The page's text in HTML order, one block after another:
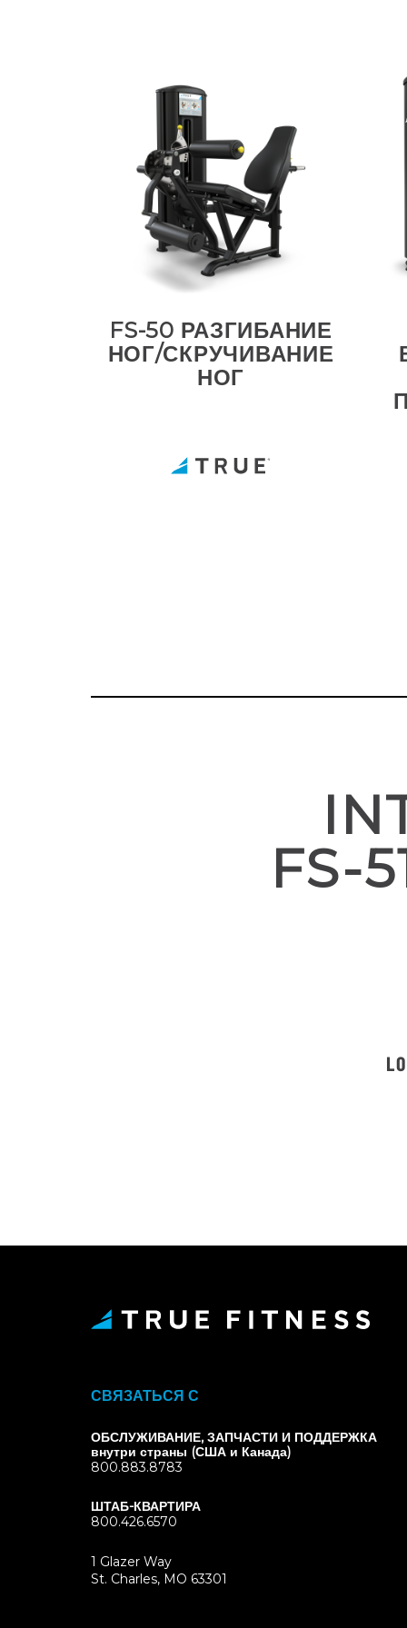
FS-50 РАЗГИБАНИЕ
НОГ/СКРУЧИВАНИЕ
НОГ
FS-
СВЯЗАТЬСЯ С
ОБСЛУЖИВАНИЕ, ЗАПЧАСТИ И ПОДДЕРЖКА
внутри страны (США и Канада)
800.883.8783
ШТАБ-КВАРТИРА
800.426.6570
1 Glazer Way
St. Charles, MO 63301